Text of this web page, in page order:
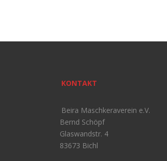
KONTAKT
Beira Maschkeraverein e.V.
Bernd Schöpf
Glaswandstr. 4
83673 Bichl